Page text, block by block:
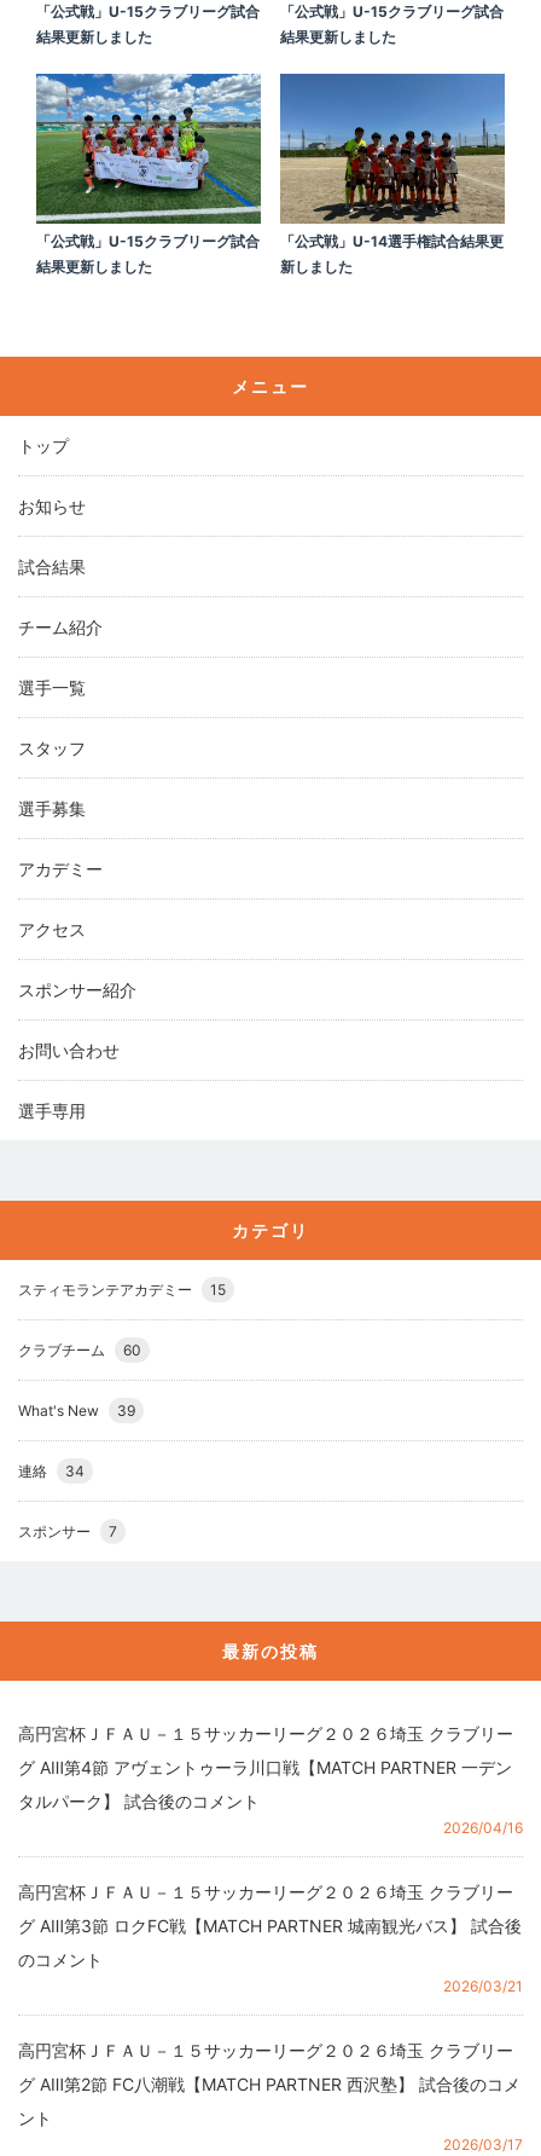
「公式戦」U-15クラブリーグ試合
結果更新しました
「公式戦」U-15クラブリーグ試合
結果更新しました
「公式戦」U-15クラブリーグ試合
結果更新しました
「公式戦」U-14選手権試合結果更
新しました
メニュー
トップ
お知らせ
試合結果
チーム紹介
選手一覧
スタッフ
選手募集
アカデミー
アクセス
スポンサー紹介
お問い合わせ
選手専用
カテゴリ
スティモランテアカデミー 15
クラブチーム 60
What's New 39
連絡 34
スポンサー 7
最新の投稿
高円宮杯ＪＦＡＵ－１５サッカーリーグ２０２６埼玉 クラブリー
グ AⅢ第4節 アヴェントゥーラ川口戦【MATCH PARTNER 一デン
タルパーク】 試合後のコメント
2026/04/16
高円宮杯ＪＦＡＵ－１５サッカーリーグ２０２６埼玉 クラブリー
グ AⅢ第3節 ロクFC戦【MATCH PARTNER 城南観光バス】 試合後
のコメント
2026/03/21
高円宮杯ＪＦＡＵ－１５サッカーリーグ２０２６埼玉 クラブリー
グ AⅢ第2節 FC八潮戦【MATCH PARTNER 西沢塾】 試合後のコメ
ント
2026/03/17